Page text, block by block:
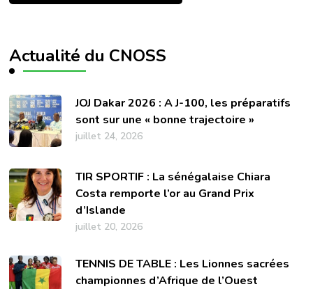
Actualité du CNOSS
JOJ Dakar 2026 : A J-100, les préparatifs
sont sur une « bonne trajectoire »
juillet 24, 2026
TIR SPORTIF : La sénégalaise Chiara
Costa remporte l’or au Grand Prix
d’Islande
juillet 20, 2026
TENNIS DE TABLE : Les Lionnes sacrées
championnes d’Afrique de l’Ouest